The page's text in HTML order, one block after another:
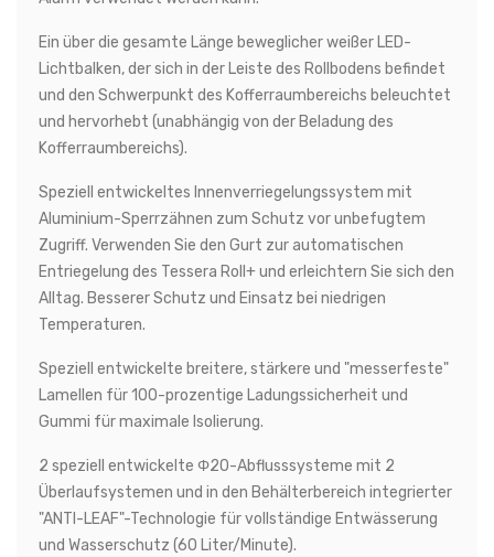
Ein über die gesamte Länge beweglicher weißer LED-
Lichtbalken, der sich in der Leiste des Rollbodens befindet
und den Schwerpunkt des Kofferraumbereichs beleuchtet
und hervorhebt (unabhängig von der Beladung des
Kofferraumbereichs).
Speziell entwickeltes Innenverriegelungssystem mit
Aluminium-Sperrzähnen zum Schutz vor unbefugtem
Zugriff. Verwenden Sie den Gurt zur automatischen
Entriegelung des Tessera Roll+ und erleichtern Sie sich den
Alltag. Besserer Schutz und Einsatz bei niedrigen
Temperaturen.
Speziell entwickelte breitere, stärkere und "messerfeste"
Lamellen für 100-prozentige Ladungssicherheit und
Gummi für maximale Isolierung.
2 speziell entwickelte Φ20-Abflusssysteme mit 2
Überlaufsystemen und in den Behälterbereich integrierter
"ANTI-LEAF"-Technologie für vollständige Entwässerung
und Wasserschutz (60 Liter/Minute).